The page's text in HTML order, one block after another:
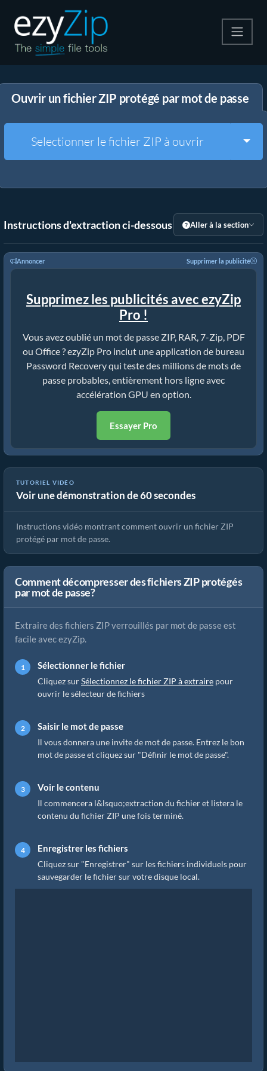
Décompresser
Autres outils
Ouvrir un fichier ZIP protégé par mot de passe
Selectionner le fichier ZIP à ouvrir
Instructions d'extraction ci-dessous Aller à la section
Annoncer Supprimer la publicité
Supprimez les publicités avec ezyZip
Pro !
Vous avez oublié un mot de passe ZIP, RAR, 7-Zip, PDF
ou Office ? ezyZip Pro inclut une application de bureau
Password Recovery qui teste des millions de mots de
passe probables, entièrement hors ligne avec
accélération GPU en option.
Essayer Pro
TUTORIEL VIDÉO
Voir une démonstration de 60 secondes
Comment ouvrir un fichier ZIP protégé par mot de passe en ligne
(Guide simple!)
Instructions vidéo montrant comment ouvrir un fichier ZIP
protégé par mot de passe.
Comment décompresser des fichiers ZIP protégés
par mot de passe?
Extraire des fichiers ZIP verrouillés par mot de passe est
facile avec ezyZip.
Sélectionner le fichier
Cliquez surSélectionnez le fichier ZIP à extraire pour
ouvrir le sélecteur de fichiers
Saisir le mot de passe
Il vous donnera une invite de mot de passe. Entrez le bon
mot de passe et cliquez sur "Définir le mot de passe".
Voir le contenu
Il commencera l&lsquo;extraction du fichier et listera le
contenu du fichier ZIP une fois terminé.
Enregistrer les fichiers
Cliquez sur "Enregistrer" sur les fichiers individuels pour
sauvegarder le fichier sur votre disque local.